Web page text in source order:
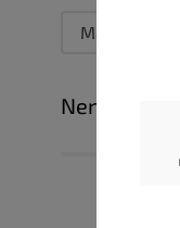
Mais
Nenhuma